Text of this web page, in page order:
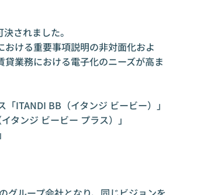
されました。
ける重要事項説明の非対面化およ
業務における電子化のニーズが高ま
ITANDI BB（イタンジ ビービー）」
タンジ ビービー プラス）」